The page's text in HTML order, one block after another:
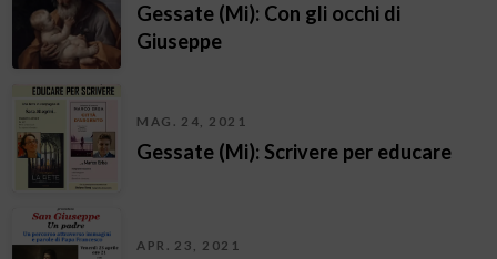
Gessate (Mi): Con gli occhi di
Giuseppe
MAG. 24, 2021
Gessate (Mi): Scrivere per educare
APR. 23, 2021